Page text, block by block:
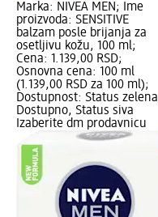
Marka: NIVEA MEN; Ime
proizvoda: SENSITIVE
balzam posle brijanja za
osetljivu kožu, 100 ml;
Cena: 1.139,00 RSD;
Osnovna cena: 100 ml
(1.139,00 RSD za 100 ml);
Dostupnost: Status zelena
Dostupno, Status siva
Izaberite dm prodavnicu